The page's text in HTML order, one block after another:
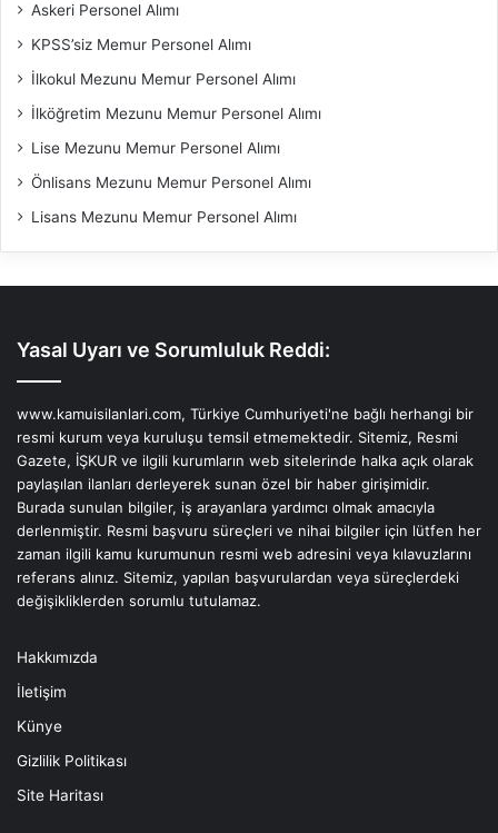
Askeri Personel Alımı
KPSS’siz Memur Personel Alımı
İlkokul Mezunu Memur Personel Alımı
İlköğretim Mezunu Memur Personel Alımı
Lise Mezunu Memur Personel Alımı
Önlisans Mezunu Memur Personel Alımı
Lisans Mezunu Memur Personel Alımı
Yasal Uyarı ve Sorumluluk Reddi:
www.kamuisilanlari.com, Türkiye Cumhuriyeti'ne bağlı herhangi bir
resmi kurum veya kuruluşu temsil etmemektedir. Sitemiz, Resmi
Gazete, İŞKUR ve ilgili kurumların web sitelerinde halka açık olarak
paylaşılan ilanları derleyerek sunan özel bir haber girişimidir.
Burada sunulan bilgiler, iş arayanlara yardımcı olmak amacıyla
derlenmiştir. Resmi başvuru süreçleri ve nihai bilgiler için lütfen her
zaman ilgili kamu kurumunun resmi web adresini veya kılavuzlarını
referans alınız. Sitemiz, yapılan başvurulardan veya süreçlerdeki
değişikliklerden sorumlu tutulamaz.
Hakkımızda
İletişim
Künye
Gizlilik Politikası
Site Haritası